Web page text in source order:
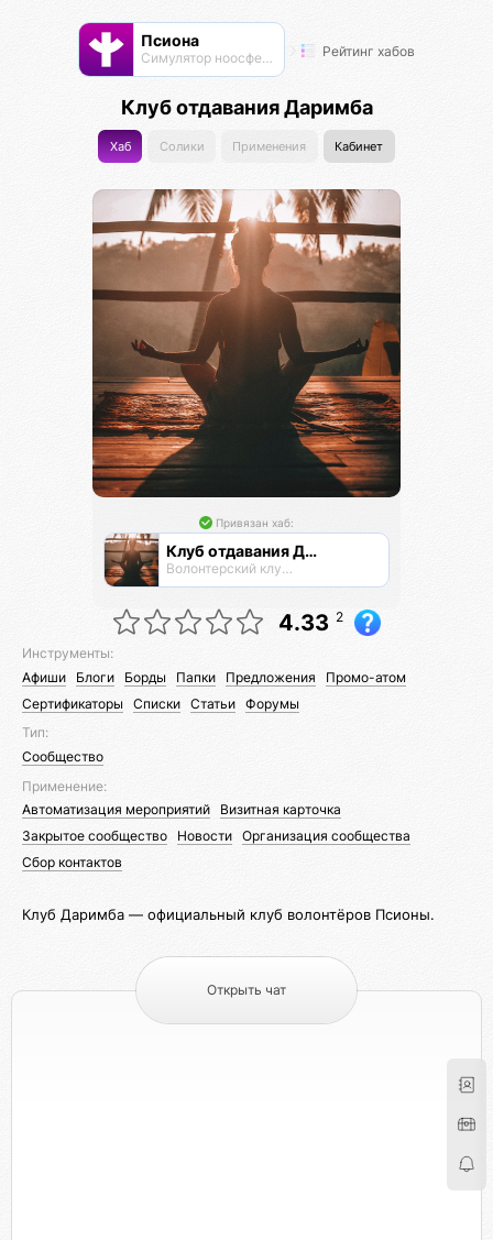
Псиона
Cимулятор ноосферы Рейтинг хабов
Клуб отдавания Даримба
Хаб Солики Применения Кабинет
Привязан хаб:
Клуб отдавания Даримба
Волонтерский клуб Псионы
4.33 2
Инструменты:
Афиши
Блоги Борды Папки Предложения
Промо-атом
Сертификаторы Списки Статьи Форумы
Тип:
Сообщество
Применение:
Автоматизация мероприятий
Визитная карточка
Закрытое сообщество
Новости Организация сообщества
Сбор контактов
Клуб Даримба — официальный клуб волонтёров Псионы.
Открыть чат